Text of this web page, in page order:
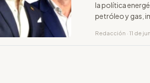
la política
petróleo y gas,
Redacción · 11 de